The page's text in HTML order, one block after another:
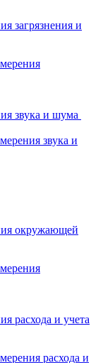
загрязнения и
звука и шума
звука и
окружающей
расхода и учета
расхода и